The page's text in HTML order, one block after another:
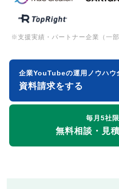
※支援実績・パートナー企業（一部
企業YouTubeの運用ノウハウ
資料請求をする
毎月5社
無料相談・見